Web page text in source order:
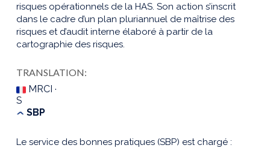
risques opérationnels de la HAS. Son action s’inscrit
dans le cadre d’un plan pluriannuel de maîtrise des
risques et d’audit interne élaboré à partir de la
cartographie des risques.
TRANSLATION:
MRCI ·
S
SBP
Le service des bonnes pratiques (SBP) est chargé :